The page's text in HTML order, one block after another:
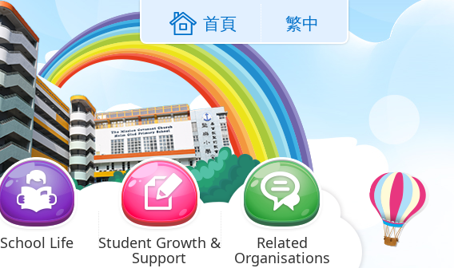
首頁 繁中
School Life Student Growth &
Support
Related
Organisations